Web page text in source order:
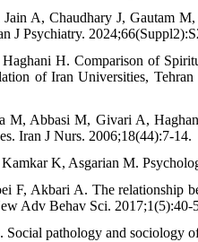
Jain A, Chaudhary J, Gautam
J Psychiatry.
H. Comparison of
of Iran Universities,
M, Abbasi M, Givari A,
Iran J Nurs. 2006;18(44):7-14.
K, Asgarian M.
F, Akbari A. The relationship
Adv Behav Sci. 2017;1(5):40-
Social pathology and sociology